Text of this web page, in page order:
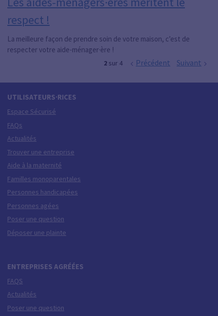
respect !
La meilleure façon de prendre soin de votre maison, c’est de
respecter votre aide-ménager·ère !
2 sur 4 Précédent Suivant
UTILISATEURS·RICES
Espace Sécurisé
FAQs
Actualités
Trouver une entreprise
Aide à la maternité
Familles monoparentales
Personnes handicapées
Personnes agées
Poser une question
Déposer une plainte
ENTREPRISES AGRÉÉES
FAQS
Actualités
Poser une question